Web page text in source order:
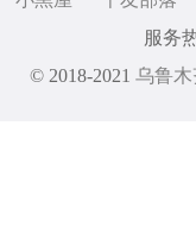
服务
© 2018-2021 乌鲁